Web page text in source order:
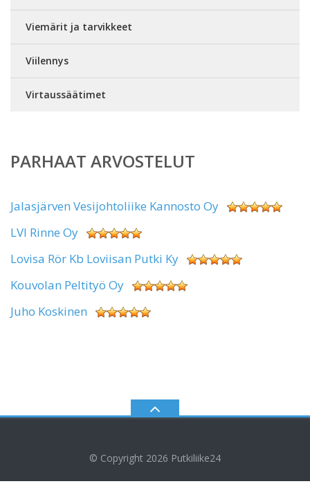
Viemärit ja tarvikkeet
Viilennys
Virtaussäätimet
PARHAAT ARVOSTELUT
Jalasjärven Vesijohtoliike Kannosto Oy
LVI Rinne Oy
Lovisa Rör Kb Loviisan Putki Ky
Kouvolan Peltityö Oy
Juho Koskinen
© Copyright 2026 Putkiliike24